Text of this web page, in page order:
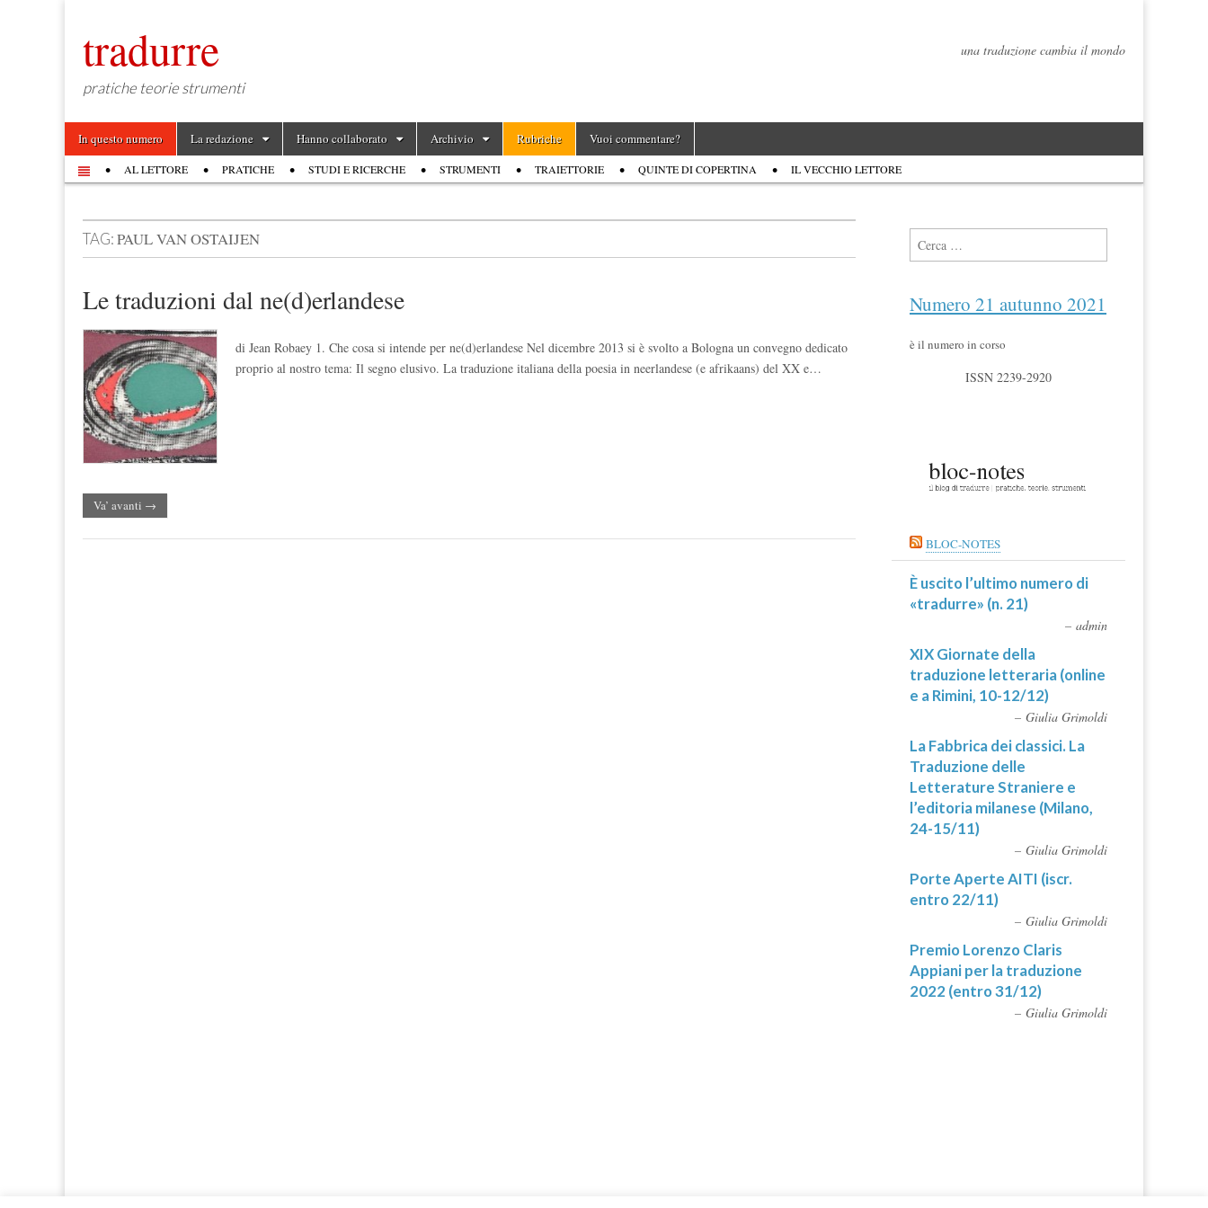
tradurre
pratiche teorie strumenti
una traduzione cambia il mondo
Main menu
Skip to content
In questo numero La redazione Hanno collaborato Archivio Rubriche Vuoi commentare?
Sub menu
AL LETTORE PRATICHE STUDI E RICERCHE STRUMENTI TRAIETTORIE QUINTE DI COPERTINA IL VECCHIO LETTORE
TAG:PAUL VAN OSTAIJEN
Le traduzioni dal ne(d)erlandese
di Jean Robaey 1. Che cosa si intende per ne(d)erlandese Nel dicembre 2013 si è svolto a Bologna un convegno dedicato
proprio al nostro tema: Il segno elusivo. La traduzione italiana della poesia in neerlandese (e afrikaans) del XX e…
Va’ avanti →
Ricerca per:
Numero 21 autunno 2021
è il numero in corso
ISSN 2239-2920
BLOC-NOTES
È uscito l’ultimo numero di
«tradurre» (n. 21)
admin
XIX Giornate della
traduzione letteraria (online
e a Rimini, 10-12/12)
Giulia Grimoldi
La Fabbrica dei classici. La
Traduzione delle
Letterature Straniere e
l’editoria milanese (Milano,
24-15/11)
Giulia Grimoldi
Porte Aperte AITI (iscr.
entro 22/11)
Giulia Grimoldi
Premio Lorenzo Claris
Appiani per la traduzione
2022 (entro 31/12)
Giulia Grimoldi